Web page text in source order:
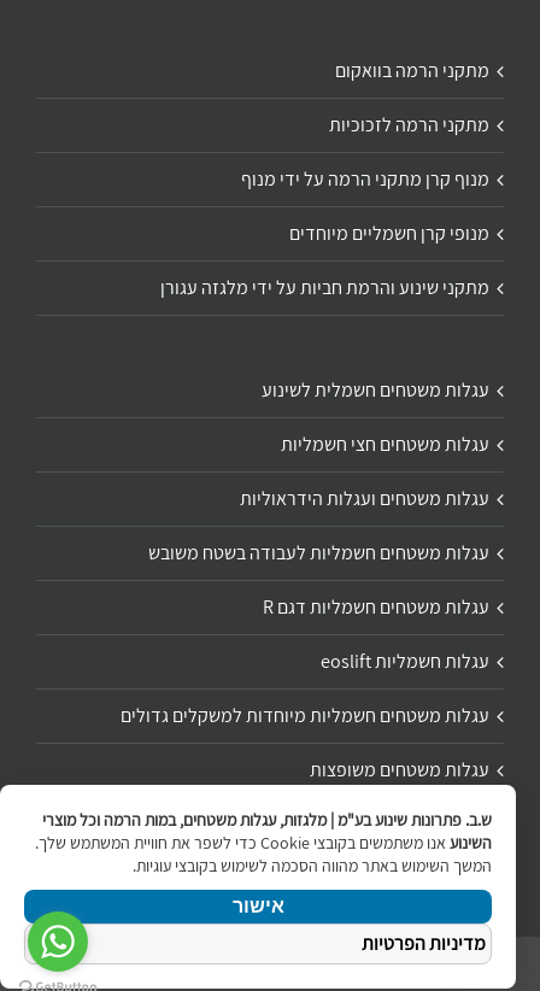
מתקני הרמה בוואקום
מתקני הרמה לזכוכיות
מנוף קרן מתקני הרמה על ידי מנוף
מנופי קרן חשמליים מיוחדים
מתקני שינוע והרמת חביות על ידי מלגזה עגורן
עגלות משטחים חשמלית לשינוע
עגלות משטחים חצי חשמליות
עגלות משטחים ועגלות הידראוליות
עגלות משטחים חשמליות לעבודה בשטח משובש
עגלות משטחים חשמליות דגם R
עגלות חשמליות eoslift
עגלות משטחים חשמליות מיוחדות למשקלים גדולים
עגלות משטחים משופצות
תיקון ושיפוץ עגלת משטחים
Copyright 2020 | All Rights Reserved | Powered by
ש.ב. פתרונות שינוע בע"מ | מלגזות, עגלות משטחים, במות הרמה וכל מוצרי
השינוע
אנו משתמשים בקובצי Cookie כדי לשפר את חוויית המשתמש שלך.
המשך השימוש באתר מהווה הסכמה לשימוש בקובצי עוגיות.
אישור
מדיניות הפרטיות
ניווט